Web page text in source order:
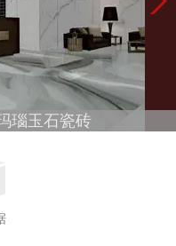
瑙玉石瓷砖